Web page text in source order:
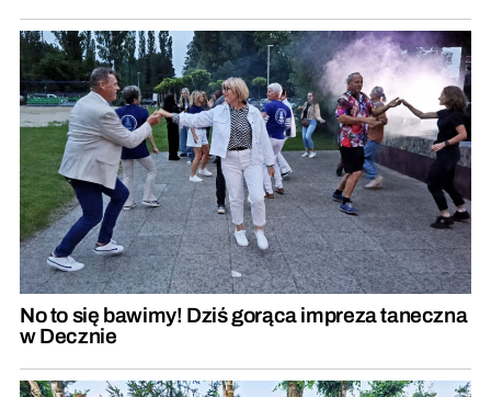
No to się bawimy! Dziś gorąca impreza taneczna
w Decznie